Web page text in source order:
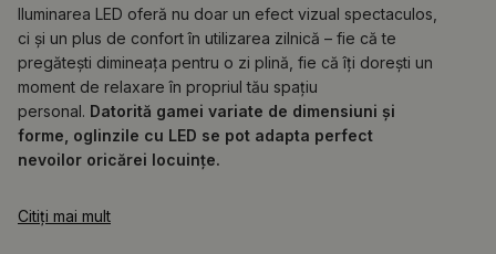
Iluminarea LED oferă nu doar un efect vizual spectaculos,
ci și un plus de confort în utilizarea zilnică – fie că te
pregătești dimineața pentru o zi plină, fie că îți dorești un
moment de relaxare în propriul tău spațiu
personal. Datorită gamei variate de dimensiuni și
forme, oglinzile cu LED se pot adapta perfect
nevoilor oricărei locuințe.
Citiți mai mult